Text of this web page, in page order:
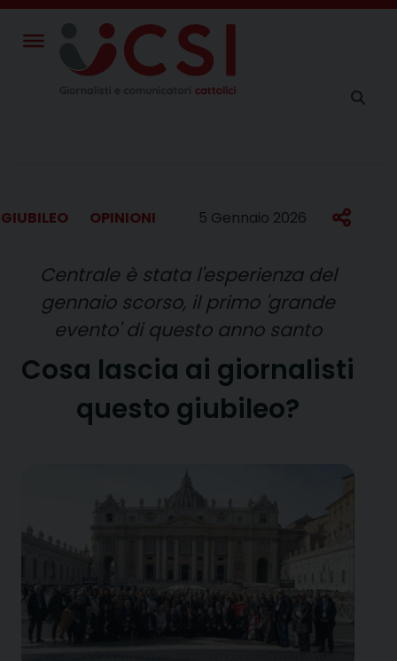
Skip
content
GIUBILEO OPINIONI 5 Gennaio 2026
Centrale è stata l'esperienza del
gennaio scorso, il primo 'grande
evento' di questo anno santo
Cosa lascia ai giornalisti
questo giubileo?